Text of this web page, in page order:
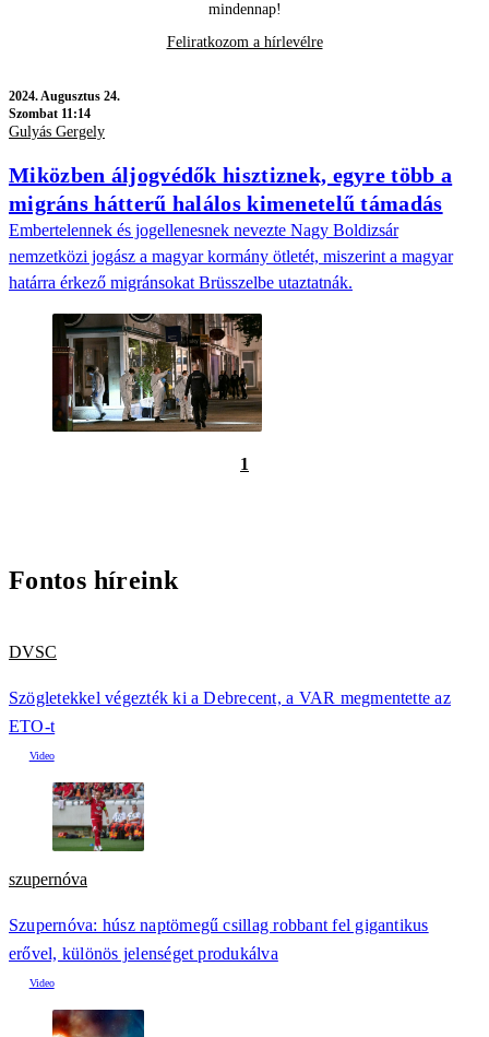
mindennap!
Feliratkozom a hírlevélre
2024.Augusztus 24.
Szombat 11:14
Gulyás Gergely
Miközben áljogvédők hisztiznek, egyre több a
migráns hátterű halálos kimenetelű támadás
Embertelennek és jogellenesnek nevezte Nagy Boldizsár
nemzetközi jogász a magyar kormány ötletét, miszerint a magyar
határra érkező migránsokat Brüsszelbe utaztatnák.
1
Fontos híreink
DVSC
Szögletekkel végezték ki a Debrecent, a VAR megmentette az
ETO-t
szupernóva
Szupernóva: húsz naptömegű csillag robbant fel gigantikus
erővel, különös jelenséget produkálva